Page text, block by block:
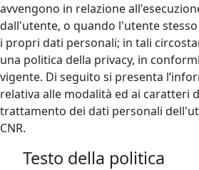
avvengono in relazione
dall'utente, o quando l'utente
i propri dati personali; in tali
una politica della privacy, in
vigente. Di seguito si presenta
relativa alle modalità ed ai caratteri
trattamento dei dati personali
CNR.
Testo della politica